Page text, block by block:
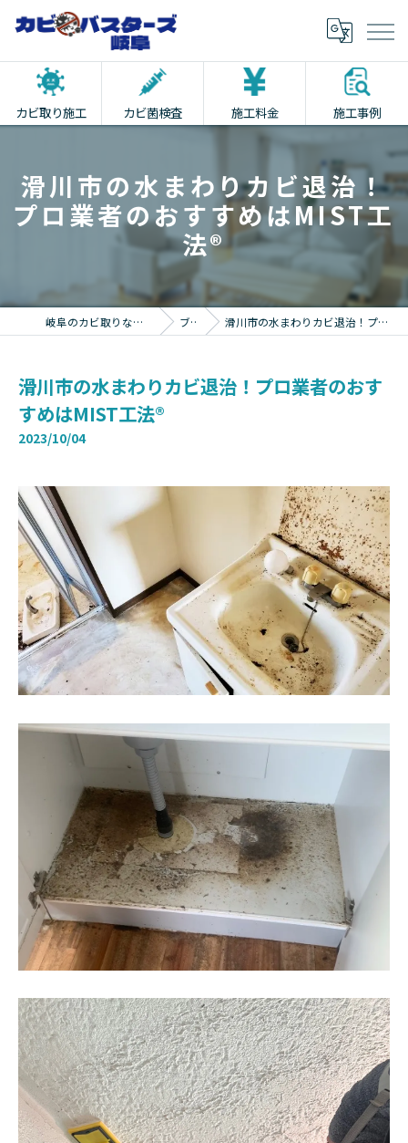
カビ取り施工 カビ菌検査 施工料金 施工事例
滑川市の水まわりカビ退治！
プロ業者のおすすめはMIST工
法®
岐阜のカビ取りならカビバスターズ岐阜 ブログ 滑川市の水まわりカビ退治！プロ業者のおすすめはMIST工法®
滑川市の水まわりカビ退治！プロ業者のおす
すめはMIST工法®
2023/10/04